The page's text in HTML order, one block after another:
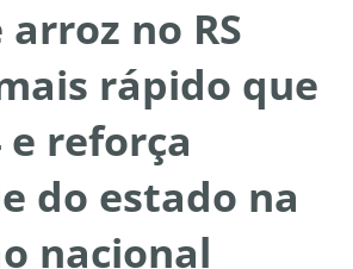
no RS
rápido que
e reforça
do estado na
nacional